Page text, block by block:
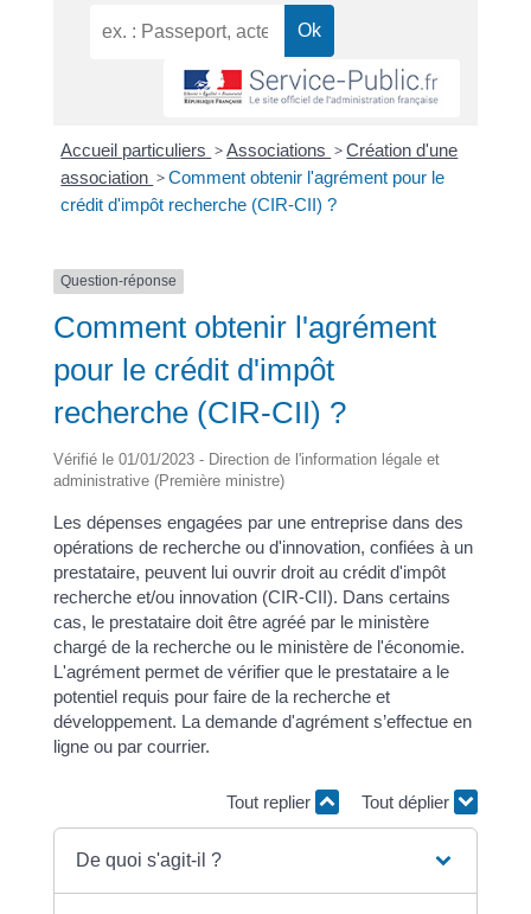
Accueil particuliers >Associations >Création d'une
association >Comment obtenir l'agrément pour le
crédit d'impôt recherche (CIR-CII) ?
Question-réponse
Comment obtenir l'agrément
pour le crédit d'impôt
recherche (CIR-CII) ?
Vérifié le 01/01/2023 - Direction de l'information légale et
administrative (Première ministre)
Les dépenses engagées par une entreprise dans des
opérations de recherche ou d'innovation, confiées à un
prestataire, peuvent lui ouvrir droit au crédit d'impôt
recherche et/ou innovation (CIR-CII). Dans certains
cas, le prestataire doit être agréé par le ministère
chargé de la recherche ou le ministère de l'économie.
L'agrément permet de vérifier que le prestataire a le
potentiel requis pour faire de la recherche et
développement. La demande d'agrément s’effectue en
ligne ou par courrier.
Tout replier Tout déplier
De quoi s'agit-il ?